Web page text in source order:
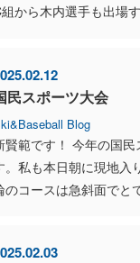
から木内選手も出場
民スポーツ大会
Blog
賢範です！ 今年の国
。私も本日朝に現地入
のコースは急斜面でと